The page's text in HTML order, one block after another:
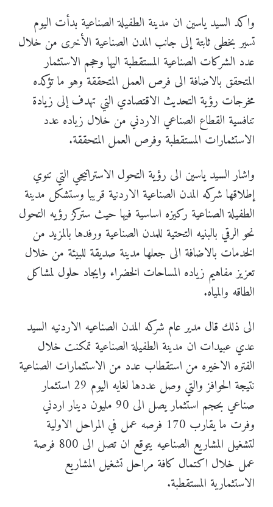
واكد السيد ياسين ان مدينة الطفيلة الصناعية بدأت اليوم
تسير بخطى ثابتة إلى جانب المدن الصناعية الأخرى من خلال
عدد الشركات الصناعية المستقطبة اليها وحجم الاستثمار
المتحقق بالاضافة الى فرص العمل المتحققة وهو ما تؤكده
مخرجات رؤية التحديث الاقتصادي التي تهدف إلى زيادة
تنافسية القطاع الصناعي الاردني من خلال زياده عدد
الاستثمارات المستقطبة وفرص العمل المتحققة.
واشار السيد ياسين الى رؤية التحول الاستراتيجي التي تنوي
إطلاقها شركه المدن الصناعية الاردنية قريبا وستشكل مدينة
الطفيلة الصناعية ركيزه اساسية فيها حيث ستركز رؤيه التحول
نحو الرقي بالبنيه التحتية للمدن الصناعية ورفدها بالمزيد من
الخدمات بالاضافة الى جعلها مدينة صديقة للبيئة من خلال
تعزيز مفاهيم زياده المساحات الخضراء وايجاد حلول لمشاكل
الطاقه والمياه.
الى ذلك قال مدير عام شركه المدن الصناعيه الاردنيه السيد
عدي عبيدات ان مدينة الطفيلة الصناعية تمكنت خلال
الفتره الاخيره من استقطاب عدد من الاستثمارات الصناعية
نتيجة الحوافز والتي وصل عددها لغايه اليوم 29 استثمار
صناعي بحجم استثمار يصل الى 90 مليون دينار اردني
وفرت ما يقارب 170 فرصه عمل في المراحل الاولية
لتشغيل المشاريع الصناعيه يتوقع ان تصل الى 800 فرصة
عمل خلال اكتمال كافة مراحل تشغيل المشاريع
الاستثمارية المستقطبة.